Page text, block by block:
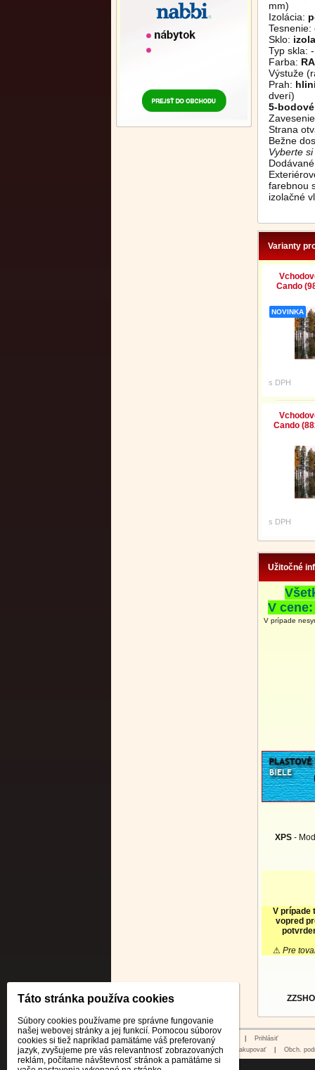
mm)
Izolácia:
Tesnenie:
Sklo:
Typ skla:
Farba:
Výstuže
Prah:
dverí)
5-
Strana
Bežne
Vyberte
farebnou
izolačné
Varianty
Cando
NOVINKA
s DPH
Cando
s DPH
Užitočné
V
V prípade
XPS -
V prípade
vopred
⚠ Pre
© 2026 WEXBO |www.wexbo.com
Prihlásiť
Úvod|Ako nakupovať| Obch.
Táto stránka používa cookies
Súbory cookies používame pre správne fungovanie
našej webovej stránky a jej funkcií. Pomocou súborov
cookies si tiež napríklad pamätáme váš preferovaný
jazyk, zvyšujeme pre vás relevantnosť zobrazovaných
reklám, počítame návštevnosť stránok a pamätáme si